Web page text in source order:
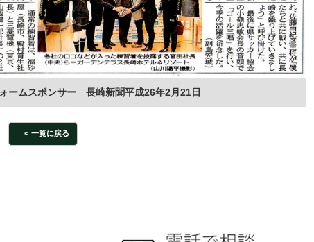
ームスポンサー 長崎新聞平成26年2月21日
一覧に戻る